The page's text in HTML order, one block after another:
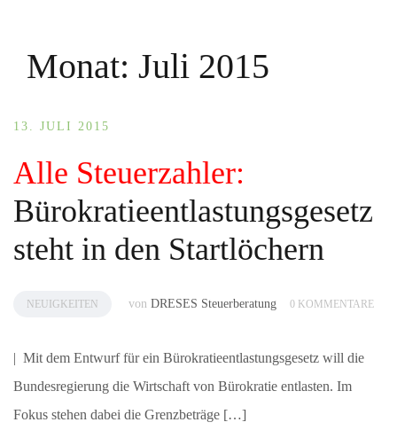
Monat: Juli 2015
13. JULI 2015
Alle Steuerzahler:
Bürokratieentlastungsgesetz
steht in den Startlöchern
NEUIGKEITEN von DRESES Steuerberatung 0 KOMMENTARE
| Mit dem Entwurf für ein Bürokratieentlastungsgesetz will die
Bundesregierung die Wirtschaft von Bürokratie entlasten. Im
Fokus stehen dabei die Grenzbeträge […]